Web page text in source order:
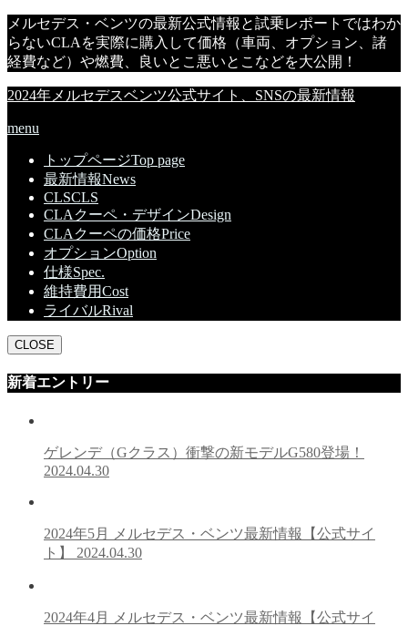
メルセデス・ベンツの最新公式情報と試乗レポートではわか
らないCLAを実際に購入して価格（車両、オプション、諸
経費など）や燃費、良いとこ悪いとこなどを大公開！
2024年メルセデスベンツ公式サイト、SNSの最新情報
menu
トップページTop page
最新情報News
CLSCLS
CLAクーペ・デザインDesign
CLAクーペの価格Price
オプションOption
仕様Spec.
維持費用Cost
ライバルRival
CLOSE
新着エントリー
ゲレンデ（Gクラス）衝撃の新モデルG580登場！
2024.04.30
2024年5月 メルセデス・ベンツ最新情報【公式サイ
ト】 2024.04.30
2024年4月 メルセデス・ベンツ最新情報【公式サイ